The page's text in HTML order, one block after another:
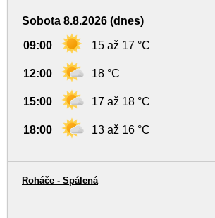
Sobota 8.8.2026 (dnes)
09:00 15 až 17 °C
12:00 18 °C
15:00 17 až 18 °C
18:00 13 až 16 °C
Roháče - Spálená